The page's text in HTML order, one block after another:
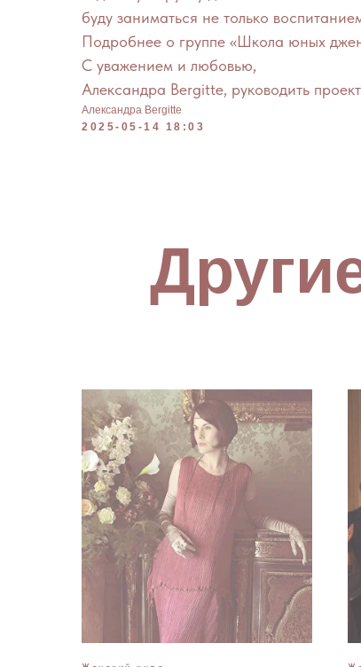
буду заниматься не только
Подробнее о группе «Школа юных
С уважением и любовью,
Александра Bergitte, руководить
Александра Bergitte
2025-05-14 18:03